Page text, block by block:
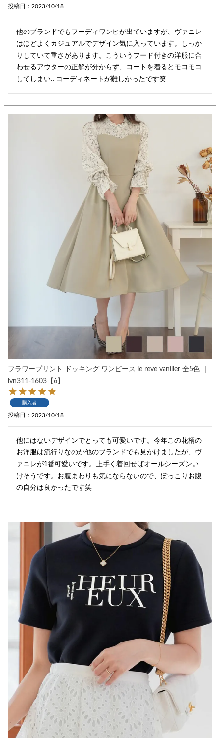
投稿日 2023/10/18
他のブランドでもフーディワンピが出ていますが、ヴァニレ
はほどよくカジュアルでデザイン気に入っています。しっか
りしていて重さがあります。こういうフード付きの洋服に合
わせるアウターの正解が分からず、コートを着るとモコモコ
してしまい…コーディネートが難しかったです笑
フラワープリント ドッキング ワンピース le reve vaniller 全5色 ｜
lvn311-1603【6】
購入者
投稿日 2023/10/18
他にはないデザインでとっても可愛いです。今年この花柄の
お洋服は流行りなのか他のブランドでも見かけましたが、ヴ
ァニレが1番可愛いです。上手く着回せばオールシーズンい
けそうです。お腹まわりも気にならないので、ぽっこりお腹
の自分は良かったです笑